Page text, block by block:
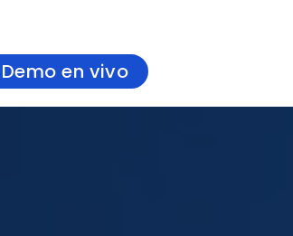
en vivo